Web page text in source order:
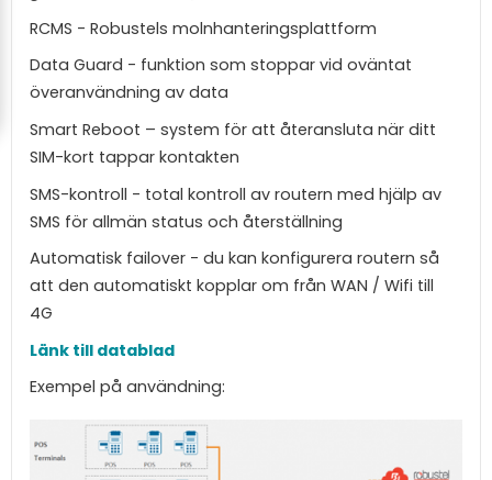
RCMS - Robustels molnhanteringsplattform
Data Guard - funktion som stoppar vid oväntat
överanvändning av data
Smart Reboot – system för att återansluta när ditt
SIM-kort tappar kontakten
SMS-kontroll - total kontroll av routern med hjälp av
SMS för allmän status och återställning
Automatisk failover - du kan konfigurera routern så
att den automatiskt kopplar om från WAN / Wifi till
4G
Länk till datablad
Exempel på användning: